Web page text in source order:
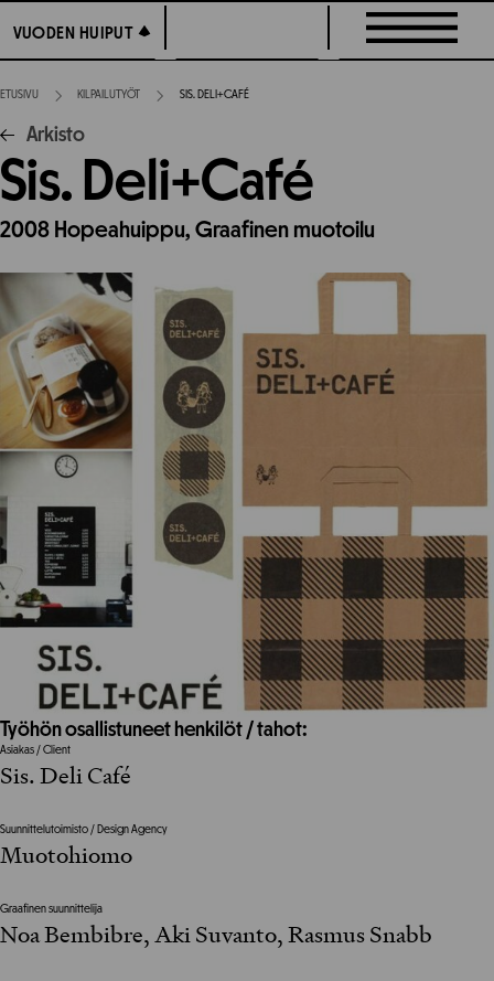
suoraan
sisältöön
VUODEN HUIPUT
VUODEN HUIPUT
ETUSIVU KILPAILUTYÖT SIS. DELI+CAFÉ
Arkisto
Sis. Deli+Café
2008 Hopeahuippu, Graafinen muotoilu
Työhön osallistuneet henkilöt / tahot:
Asiakas / Client
Sis. Deli Café
Suunnittelutoimisto / Design Agency
Muotohiomo
Graafinen suunnittelija
Noa Bembibre, Aki Suvanto, Rasmus Snabb